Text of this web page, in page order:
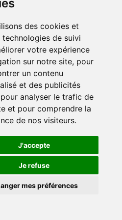
des cookies et
de suivi
votre expérience
sur notre site, pour
un contenu
et des publicités
analyser le trafic de
et pour comprendre la
de nos visiteurs.
J'accepte
Je refuse
mes préférences